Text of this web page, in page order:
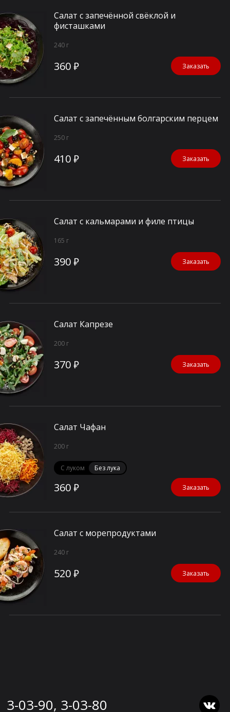
Салат с запечённой свёклой и
фисташками
240 г
360 ₽ Заказать
Салат с запечённым болгарским перцем
250 г
410 ₽ Заказать
Салат с кальмарами и филе птицы
165 г
390 ₽ Заказать
Салат Капрезе
200 г
370 ₽ Заказать
Салат Чафан
200 г
С луком Без лука
360 ₽ Заказать
Салат с морепродуктами
240 г
520 ₽ Заказать
3-03-90, 3-03-80